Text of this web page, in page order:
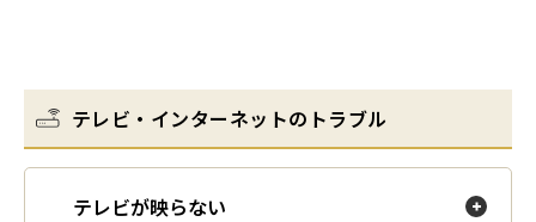
テレビ・インターネットのトラブル
テレビが映らない